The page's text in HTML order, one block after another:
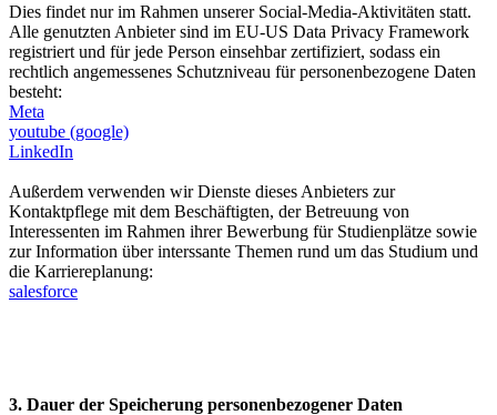
Dies findet nur im Rahmen unserer Social-Media-Aktivitäten statt.
Alle genutzten Anbieter sind im EU-US Data Privacy Framework
registriert und für jede Person einsehbar zertifiziert, sodass ein
rechtlich angemessenes Schutzniveau für personenbezogene Daten
besteht:
Meta
youtube (google)
LinkedIn
Außerdem verwenden wir Dienste dieses Anbieters zur
Kontaktpflege mit dem Beschäftigten, der Betreuung von
Interessenten im Rahmen ihrer Bewerbung für Studienplätze sowie
zur Information über interssante Themen rund um das Studium und
die Karriereplanung:
salesforce
3. Dauer der Speicherung personenbezogener Daten